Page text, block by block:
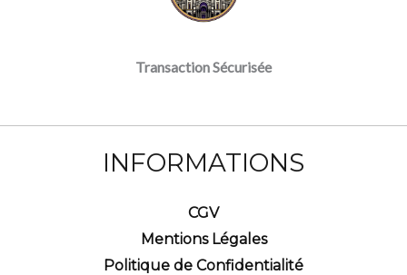
Transaction Sécurisée
INFORMATIONS
CGV
Mentions Légales
Politique de Confidentialité